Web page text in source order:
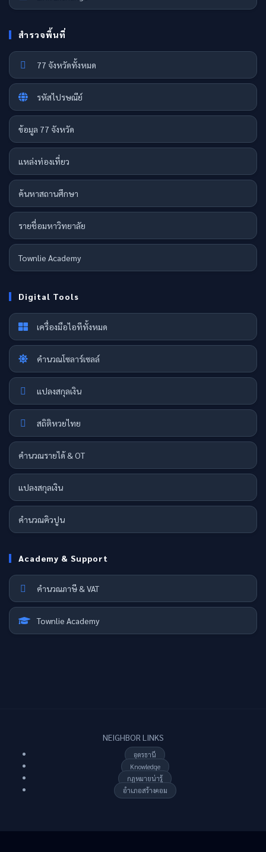
สำรวจพื้นที่
77 จังหวัดทั้งหมด
รหัสไปรษณีย์
ข้อมูล 77 จังหวัด
แหล่งท่องเที่ยว
ค้นหาสถานศึกษา
รายชื่อมหาวิทยาลัย
Townlie Academy
Digital Tools
เครื่องมือไอทีทั้งหมด
คำนวณโซลาร์เซลล์
แปลงสกุลเงิน
สถิติหวยไทย
คำนวณรายได้ & OT
แปลงสกุลเงิน
คำนวณคิวปูน
Academy & Support
คำนวณภาษี & VAT
Townlie Academy
NEIGHBOR LINKS
อุดรธานี
Knowledge
กฏหมายน่ารู้
อำเภอสร้างคอม